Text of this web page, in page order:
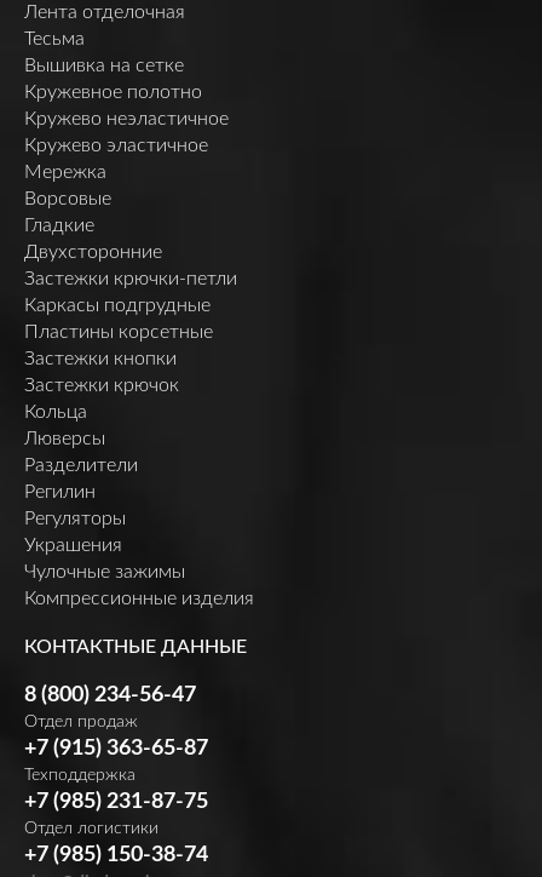
Лента отделочная
Тесьма
Вышивка на сетке
Кружевное полотно
Кружево неэластичное
Кружево эластичное
Мережка
Ворсовые
Гладкие
Двухсторонние
Застежки крючки-петли
Каркасы подгрудные
Пластины корсетные
Застежки кнопки
Застежки крючок
Кольца
Люверсы
Разделители
Регилин
Регуляторы
Украшения
Чулочные зажимы
Компрессионные изделия
КОНТАКТНЫЕ ДАННЫЕ
8 (800) 234-56-47
Отдел продаж
+7 (915) 363-65-87
Техподдержка
+7 (985) 231-87-75
Отдел логистики
+7 (985) 150-38-74